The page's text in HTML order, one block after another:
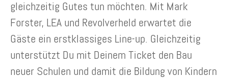
gleichzeitig Gutes tun möchten. Mit Mark
Forster, LEA und Revolverheld erwartet die
Gäste ein erstklassiges Line-up. Gleichzeitig
unterstützt Du mit Deinem Ticket den Bau
neuer Schulen und damit die Bildung von Kindern